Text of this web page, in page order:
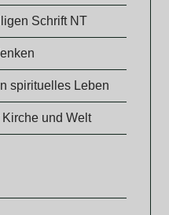
Schrift NT
spirituelles Leben
und Welt